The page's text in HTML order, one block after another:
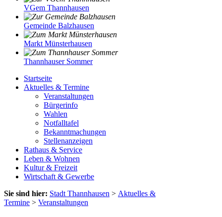
VGem Thannhausen
Gemeinde Balzhausen
Markt Münsterhausen
Thannhauser Sommer
Startseite
Aktuelles & Termine
Veranstaltungen
Bürgerinfo
Wahlen
Notfalltafel
Bekanntmachungen
Stellenanzeigen
Rathaus & Service
Leben & Wohnen
Kultur & Freizeit
Wirtschaft & Gewerbe
Sie sind hier: Stadt Thannhausen > Aktuelles &
Termine > Veranstaltungen